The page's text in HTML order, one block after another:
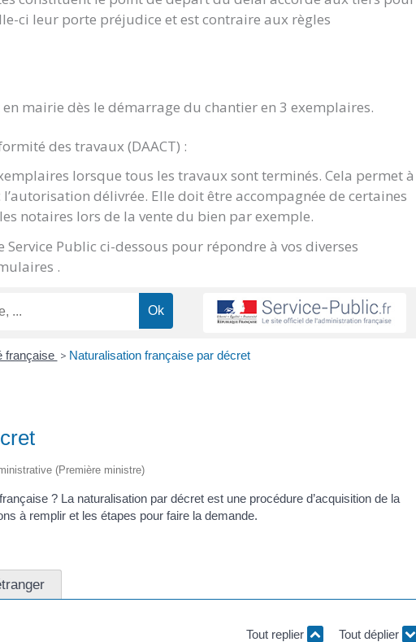
ci leur porte préjudice et est contraire aux règles
mairie dès le démarrage du chantier en 3 exemplaires.
des travaux (DAACT) :
lorsque tous les travaux sont terminés. Cela permet à
délivrée. Elle doit être accompagnée de certaines
notaires lors de la vente du bien par exemple.
Public ci-dessous pour répondre à vos diverses
.
française > Naturalisation française par décret
(Première ministre)
? La naturalisation par décret est une procédure d’acquisition de la
à remplir et les étapes pour faire la demande.
Tout replier Tout déplier